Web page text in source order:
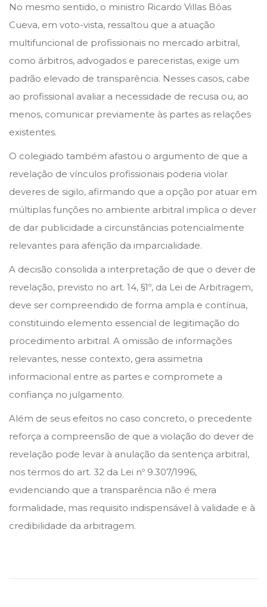
No mesmo sentido, o ministro Ricardo Villas Bôas
Cueva, em voto-vista, ressaltou que a atuação
multifuncional de profissionais no mercado arbitral,
como árbitros, advogados e pareceristas, exige um
padrão elevado de transparência. Nesses casos, cabe
ao profissional avaliar a necessidade de recusa ou, ao
menos, comunicar previamente às partes as relações
existentes.
O colegiado também afastou o argumento de que a
revelação de vínculos profissionais poderia violar
deveres de sigilo, afirmando que a opção por atuar em
múltiplas funções no ambiente arbitral implica o dever
de dar publicidade a circunstâncias potencialmente
relevantes para aferição da imparcialidade.
A decisão consolida a interpretação de que o dever de
revelação, previsto no art. 14, §1º, da Lei de Arbitragem,
deve ser compreendido de forma ampla e contínua,
constituindo elemento essencial de legitimação do
procedimento arbitral. A omissão de informações
relevantes, nesse contexto, gera assimetria
informacional entre as partes e compromete a
confiança no julgamento.
Além de seus efeitos no caso concreto, o precedente
reforça a compreensão de que a violação do dever de
revelação pode levar à anulação da sentença arbitral,
nos termos do art. 32 da Lei nº 9.307/1996,
evidenciando que a transparência não é mera
formalidade, mas requisito indispensável à validade e à
credibilidade da arbitragem.